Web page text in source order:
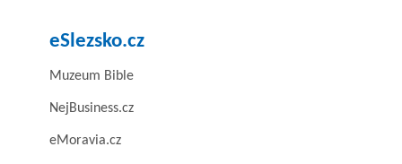
eSlezsko.cz
Muzeum Bible
NejBusiness.cz
eMoravia.cz